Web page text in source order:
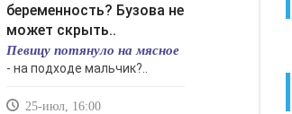
беременность? Бузова не
может скрыть..
Певицу потянуло на мясное
- на подходе мальчик?..
25-июл, 16:00